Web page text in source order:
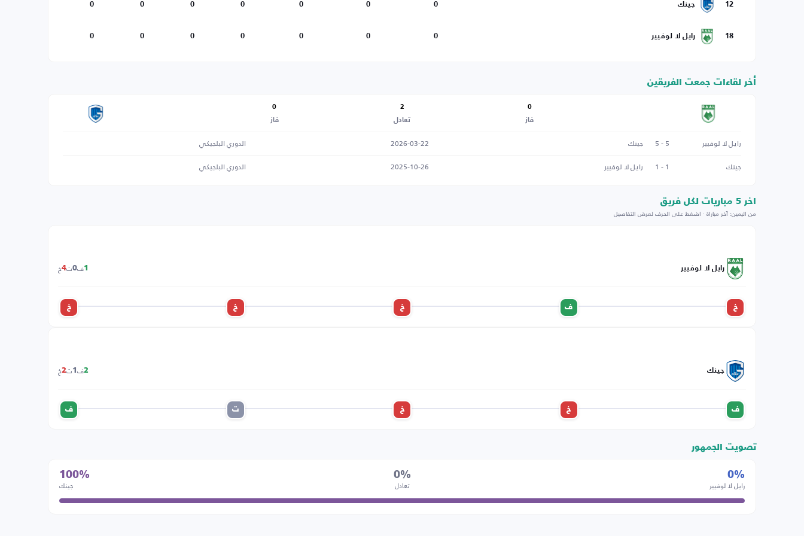
12 جينك 0
0
0
0
0
0
0
18 رايل لا لوفيير 0
0
0
0
0
0
0
أخر لقاءات جمعت الفريقين
0
فاز
2
تعادل
0
فاز
رايل لا لوفيير 5 - 5 جينك 2026-03-22
الدوري البلجيكي
جينك
1 - 1 رايل لا لوفيير 2025-10-26 الدوري البلجيكي
اخر 5 مباريات لكل فريق
من اليمين: آخر مباراة · اضغط على الحرف لعرض التفاصيل
رايل لا لوفيير 1ف0ت4خ
خ ف خ خ خ
جينك 2ف 1ت2خ
ف خ خ ت ف
تصويت الجمهور
0%
رايل لا لوفيير
0%
تعادل
100%
جينك